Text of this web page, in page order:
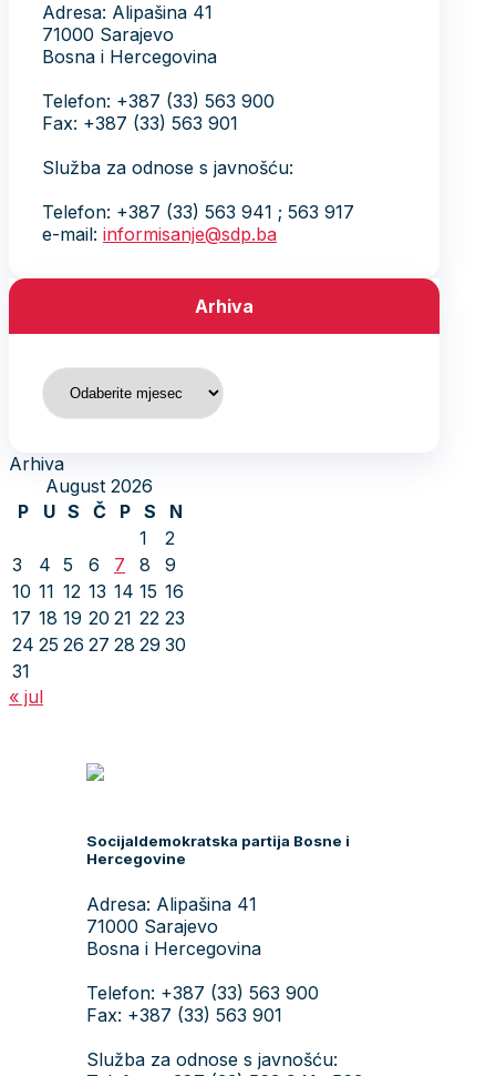
Adresa: Alipašina 41
71000 Sarajevo
Bosna i Hercegovina
Telefon: +387 (33) 563 900
Fax: +387 (33) 563 901
Služba za odnose s javnošću:
Telefon: +387 (33) 563 941 ; 563 917
e-mail: informisanje@sdp.ba
Arhiva
Arhiva
Arhiva
August 2026
P
U S Č P S
N
1
2
3
4 5 6 7 8
9
10 11 12 13 14 15 16
17 18 19 20 21 22 23
24 25 26 27 28 29 30
31
« jul
Socijaldemokratska partija Bosne i
Hercegovine
Adresa: Alipašina 41
71000 Sarajevo
Bosna i Hercegovina
Telefon: +387 (33) 563 900
Fax: +387 (33) 563 901
Služba za odnose s javnošću: